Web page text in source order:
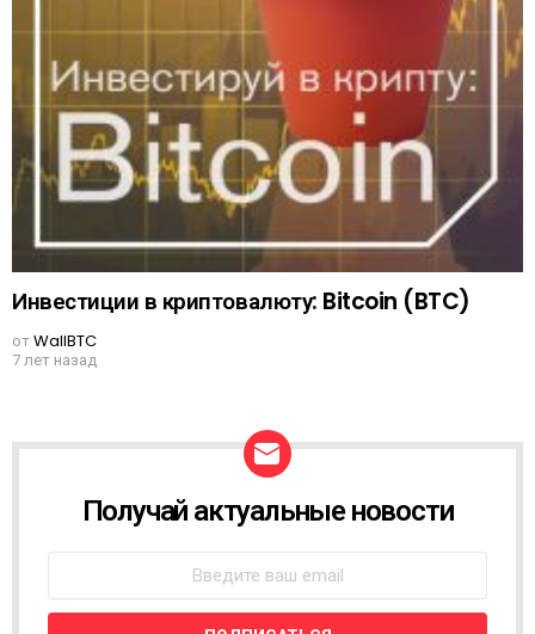
Инвестиции в криптовалюту: Bitcoin (BTC)
отWallBTC
7 лет назад
W
L
Получай актуальные новости